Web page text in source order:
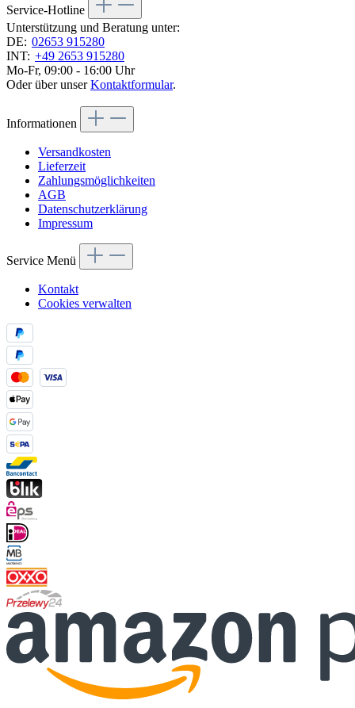
Service-Hotline
Unterstützung und Beratung unter:
DE: 02653 915280
INT: +49 2653 915280
Mo-Fr, 09:00 - 16:00 Uhr
Oder über unserKontaktformular.
Informationen
Versandkosten
Lieferzeit
Zahlungsmöglichkeiten
AGB
Datenschutzerklärung
Impressum
Service Menü
Kontakt
Cookies verwalten